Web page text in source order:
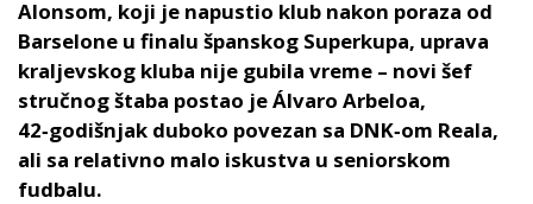
Alonsom, koji je napustio klub nakon poraza od
Barselone u finalu španskog Superkupa, uprava
kraljevskog kluba nije gubila vreme – novi šef
stručnog štaba postao je Álvaro Arbeloa,
42‑godišnjak duboko povezan sa DNK‑om Reala,
ali sa relativno malo iskustva u seniorskom
fudbalu.